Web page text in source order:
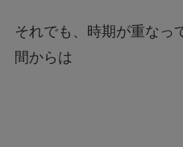
それでも、時期が重なっ
間からは